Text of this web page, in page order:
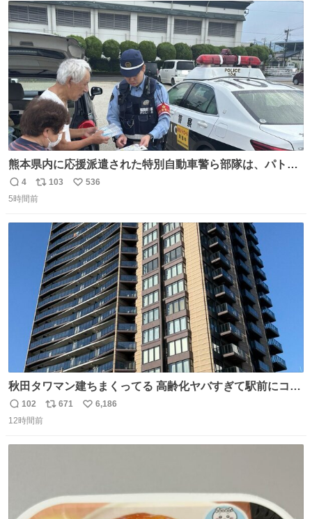
たいにﾄﾃﾄﾃついてってるし逃走しないし脱走しないし逃げ
ないし走ら文字数
ト
数
数
熊本県内に応援派遣された特別自動車警ら部隊は、パトロ
ールを通じて車中泊者への声掛けも行っています。写真
は、福岡県警察の特別自動車警ら部隊が八代警察署管内の
す。こまめな水分・塩分補給を行ってください。 #令和８
年熊本地震 #福岡県警察
返
信
4
リ
ポ
103
い
数
536
5時間前
秋田タワマン建ちまくってる 高齢化ヤバすぎて駅前にコン
パクトシティつくって高齢者を住ませる考えらしい 病院も
全部駅前にある
返
信
102
リ
671
い
6,186
12時間前